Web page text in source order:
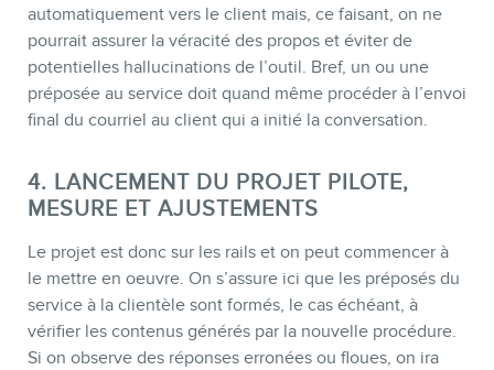
automatiquement vers le client mais, ce faisant, on ne
pourrait assurer la véracité des propos et éviter de
potentielles hallucinations de l’outil. Bref, un ou une
préposée au service doit quand même procéder à l’envoi
final du courriel au client qui a initié la conversation.
4. LANCEMENT DU PROJET PILOTE,
MESURE ET AJUSTEMENTS
Le projet est donc sur les rails et on peut commencer à
le mettre en oeuvre. On s’assure ici que les préposés du
service à la clientèle sont formés, le cas échéant, à
vérifier les contenus générés par la nouvelle procédure.
Si on observe des réponses erronées ou floues, on ira